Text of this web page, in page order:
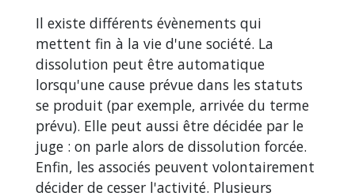
Il existe différents évènements qui
mettent fin à la vie d'une société. La
dissolution peut être automatique
lorsqu'une cause prévue dans les statuts
se produit (par exemple, arrivée du terme
prévu). Elle peut aussi être décidée par le
juge : on parle alors de dissolution forcée.
Enfin, les associés peuvent volontairement
décider de cesser l'activité. Plusieurs